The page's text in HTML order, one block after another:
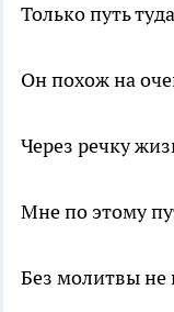
Только путь
Он похож на
Через речку
Мне по этому
Без молитвы не